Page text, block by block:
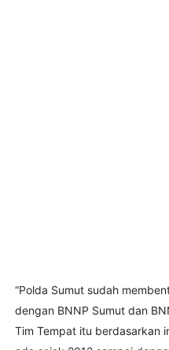
“Polda Sumut sudah
dengan BNNP Sumut dan
Tim Tempat itu berdasarkan